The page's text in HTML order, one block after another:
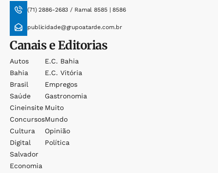
(71) 2886-2683 / Ramal 8585 | 8586
publicidade@grupoatarde.com.br
Canais e Editorias
Autos
Bahia
Brasil
Saúde
Cineinsite
Concursos
Cultura
Digital
Salvador
Economia
E.c. Bahia
E.c. Vitória
Empregos
Gastronomia
Muito
Mundo
Opinião
Política